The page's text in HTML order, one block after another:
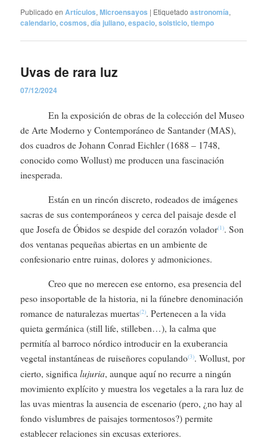
Publicado en Artículos,Microensayos | Etiquetado astronomía,
calendario,cosmos,día juliano,espacio,solsticio,tiempo
Uvas de rara luz
07/12/2024
En la exposición de obras de la colección del Museo
de Arte Moderno y Contemporáneo de Santander (MAS),
dos cuadros de Johann Conrad Eichler (1688 – 1748,
conocido como Wollust) me producen una fascinación
inesperada.
Están en un rincón discreto, rodeados de imágenes
sacras de sus contemporáneos y cerca del paisaje desde el
que Josefa de Óbidos se despide del corazón volador(1). Son
dos ventanas pequeñas abiertas en un ambiente de
confesionario entre ruinas, dolores y admoniciones.
Creo que no merecen ese entorno, esa presencia del
peso insoportable de la historia, ni la fúnebre denominación
romance de naturalezas muertas(2). Pertenecen a la vida
quieta germánica (still life, stilleben…), la calma que
permitía al barroco nórdico introducir en la exuberancia
vegetal instantáneas de ruiseñores copulando(3). Wollust, por
cierto, significalujuria, aunque aquí no recurre a ningún
movimiento explícito y muestra los vegetales a la rara luz de
las uvas mientras la ausencia de escenario (pero, ¿no hay al
fondo vislumbres de paisajes tormentosos?) permite
establecer relaciones sin excusas exteriores.